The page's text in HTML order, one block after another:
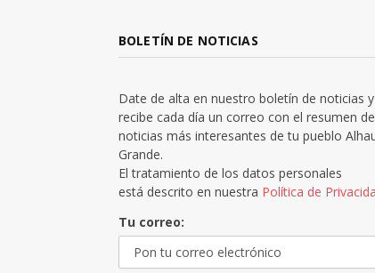
BOLETÍN DE NOTICIAS
Date de alta en nuestro boletín de noticias y
recibe cada día un correo con el resumen
noticias más interesantes de tu pueblo
Grande.
El tratamiento de los datos personales
está descrito en nuestra Política de
Tu correo: